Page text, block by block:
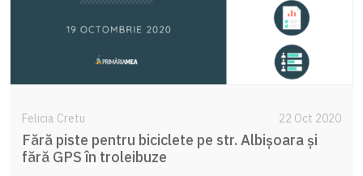
Felicia Cretu 22 Oct 2020
Fără piste pentru biciclete pe str. Albișoara și
fără GPS în troleibuze